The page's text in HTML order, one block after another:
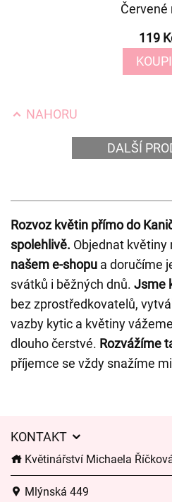
Červené
119
NAHORU
DALŠÍ
Rozvoz květin přímo do
spolehlivě. Objednat
našem e-shopu a doručíme
svátků i běžných dnů. Jsme
bez zprostředkovatelů,
vazby kytic a květiny
dlouho čerstvé. Rozvážíme
příjemce se vždy snažíme
KONTAKT
Květinářství Michaela
Mlýnská 449